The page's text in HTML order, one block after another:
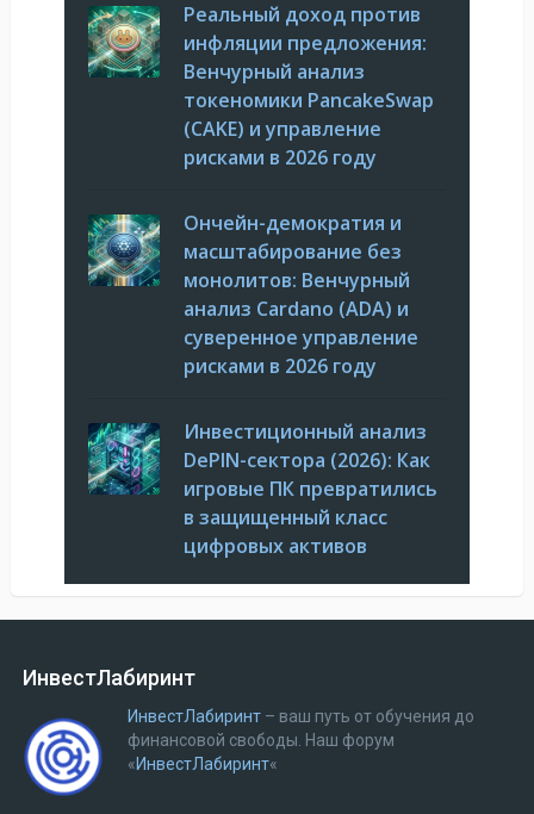
Реальный доход против
инфляции предложения:
Венчурный анализ
токеномики PancakeSwap
(CAKE) и управление
рисками в 2026 году
Ончейн-демократия и
масштабирование без
монолитов: Венчурный
анализ Cardano (ADA) и
суверенное управление
рисками в 2026 году
Инвестиционный анализ
DePIN-сектора (2026): Как
игровые ПК превратились
в защищенный класс
цифровых активов
ИнвестЛабиринт
ИнвестЛабиринт– ваш путь от обучения до
финансовой свободы. Наш форум
«ИнвестЛабиринт«